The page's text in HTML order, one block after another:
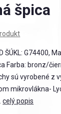
špica
ŠÚKL: G74400,
Farba: bronz/
sú vyrobené z
mikrovlákna-
celý popis